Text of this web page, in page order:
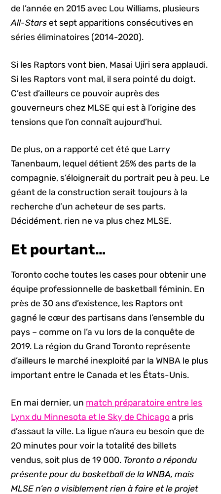
de l’année en 2015 avec Lou Williams, plusieurs
All-Stars et sept apparitions consécutives en
séries éliminatoires (2014-2020).
Si les Raptors vont bien, Masai Ujiri sera applaudi.
Si les Raptors vont mal, il sera pointé du doigt.
C’est d’ailleurs ce pouvoir auprès des
gouverneurs chez MLSE qui est à l’origine des
tensions que l’on connaît aujourd’hui.
De plus, on a rapporté cet été que Larry
Tanenbaum, lequel détient 25% des parts de la
compagnie, s’éloignerait du portrait peu à peu. Le
géant de la construction serait toujours à la
recherche d’un acheteur de ses parts.
Décidément, rien ne va plus chez MLSE.
Et pourtant…
Toronto coche toutes les cases pour obtenir une
équipe professionnelle de basketball féminin. En
près de 30 ans d’existence, les Raptors ont
gagné le cœur des partisans dans l’ensemble du
pays – comme on l’a vu lors de la conquête de
2019. La région du Grand Toronto représente
d’ailleurs le marché inexploité par la WNBA le plus
important entre le Canada et les États-Unis.
En mai dernier, un match préparatoire entre les
Lynx du Minnesota et le Sky de Chicago a pris
d’assaut la ville. La ligue n’aura eu besoin que de
20 minutes pour voir la totalité des billets
vendus, soit plus de 19 000. Toronto a répondu
présente pour du basketball de la WNBA, mais
MLSE n’en a visiblement rien à faire et le projet